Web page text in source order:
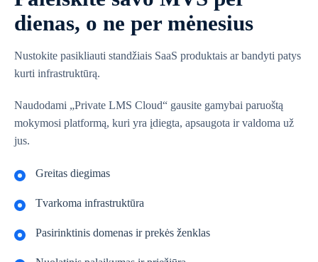
dienas, o ne per mėnesius
Nustokite pasikliauti standžiais SaaS produktais ar bandyti patys
kurti infrastruktūrą.
Naudodami „Private LMS Cloud“ gausite gamybai paruoštą
mokymosi platformą, kuri yra įdiegta, apsaugota ir valdoma už
jus.
Greitas diegimas
Tvarkoma infrastruktūra
Pasirinktinis domenas ir prekės ženklas